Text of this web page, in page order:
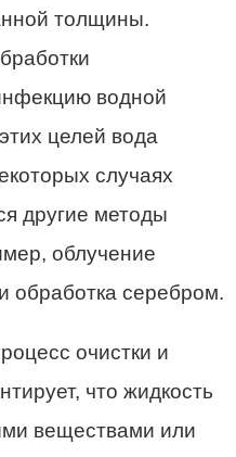
толщины.
водной
целей вода
случаях
другие методы
облучение
обработка серебром.
очистки и
что жидкость
веществами или